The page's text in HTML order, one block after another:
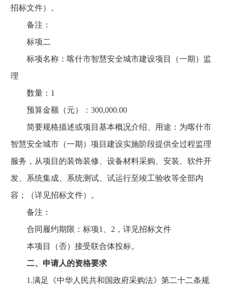
招标文件）。
备注：
标项二
标项名称：喀什市智慧安全城市建设项目（一期）监
理
数量：1
预算金额（元）：300,000.00
简要规格描述或项目基本概况介绍、用途：为喀什市
智慧安全城市（一期）项目建设实施阶段提供全过程监理
服务，从项目的装饰装修、设备材料采购、安装、软件开
发、系统集成、系统测试、试运行至竣工验收等全部内
容；（详见招标文件）。
备注：
合同履约期限：标项1、2，详见招标文件
本项目（否）接受联合体投标。
二、申请人的资格要求
1.满足《中华人民共和国政府采购法》第二十二条规